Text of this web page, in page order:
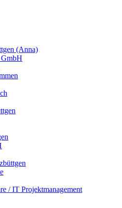
(Anna)
/ IT Projektmanagement